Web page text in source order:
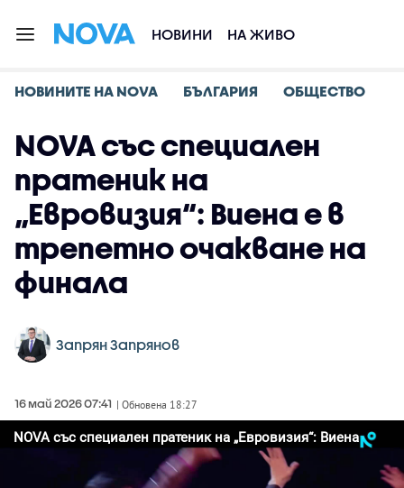
НОВИНИ НА ЖИВО
НОВИНИТЕ НА NOVA БЪЛГАРИЯ ОБЩЕСТВО
NOVA със специален
пратеник на
„Евровизия“: Виена е в
трепетно очакване на
финала
Запрян Запрянов
16 май 2026 07:41 | Обновена 18:27